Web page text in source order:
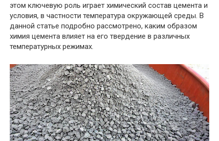
этом ключевую роль играет химический состав цемента и
условия, в частности температура окружающей среды. В
данной статье подробно рассмотрено, каким образом
химия цемента влияет на его твердение в различных
температурных режимах.